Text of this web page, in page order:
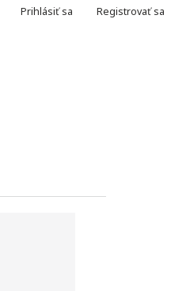
Prihlásiť sa Registrovať sa